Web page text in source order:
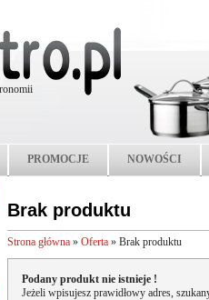
PROMOCJE NOWOŚCI
Brak produktu
Strona główna » Oferta » Brak produktu
Podany produkt nie istnieje !
Jeżeli wpisujesz prawidłowy adres,